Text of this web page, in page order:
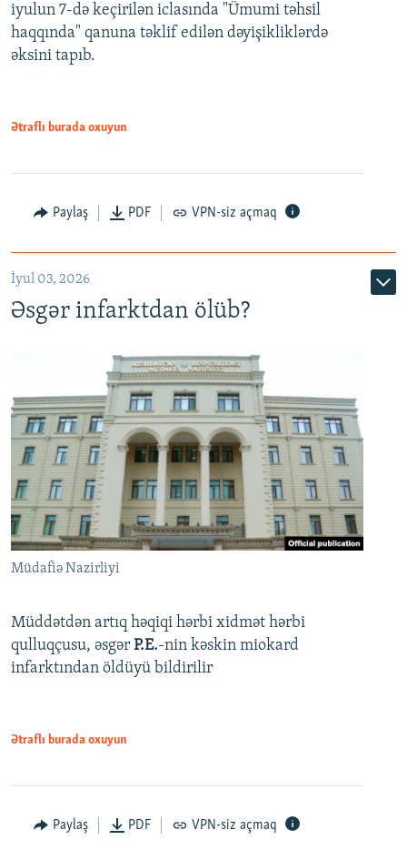
Auto 240p 360p 480p
720p 1080p
720p
iyulun 7-də keçirilən iclasında "Ümumi təhsil
haqqında" qanuna təklif edilən dəyişikliklərdə
əksini tapıb.
Ətraflı burada oxuyun
Paylaş PDF VPN-siz açmaq
İyul 03, 2026
Əsgər infarktdan ölüb?
Müdafiə Nazirliyi
Müddətdən artıq həqiqi hərbi xidmət hərbi
qulluqçusu, əsgər P.E.-nin kəskin miokard
infarktından öldüyü bildirilir
Ətraflı burada oxuyun
Paylaş PDF VPN-siz açmaq